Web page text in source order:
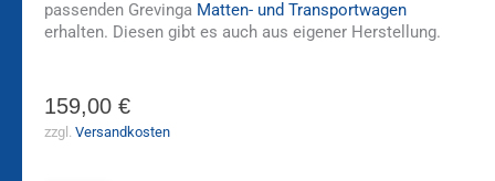
passenden Grevinga Matten- und Transportwagen
erhalten. Diesen gibt es auch aus eigener Herstellung.
159,00 €
zzgl. Versandkosten